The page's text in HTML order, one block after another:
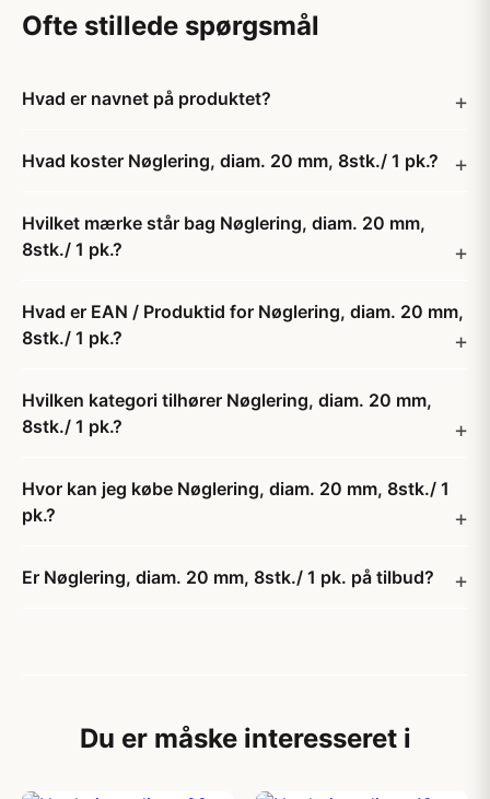
Ofte stillede spørgsmål
Hvad er navnet på produktet?
Hvad koster Nøglering, diam. 20 mm, 8stk./ 1 pk.?
Hvilket mærke står bag Nøglering, diam. 20 mm,
8stk./ 1 pk.?
Hvad er EAN / Produktid for Nøglering, diam. 20 mm,
8stk./ 1 pk.?
Hvilken kategori tilhører Nøglering, diam. 20 mm,
8stk./ 1 pk.?
Hvor kan jeg købe Nøglering, diam. 20 mm, 8stk./ 1
pk.?
Er Nøglering, diam. 20 mm, 8stk./ 1 pk. på tilbud?
Du er måske interesseret i